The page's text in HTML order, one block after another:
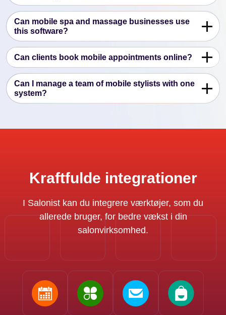
Can mobile spa and massage businesses use
this software?
Can clients book mobile appointments online?
Can I manage a team of mobile stylists with one
system?
Kraftfulde integrationer
I Salonist kan du integrere værktøjer, som du
allerede bruger, for bedre vækst i din
salonvirksomhed.